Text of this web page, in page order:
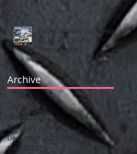
Perkhidmatan lori sewa
KL ke KT ( Kuala
Terengganu )
Archive
July 2026 (1) 1 post
July 2024 (2) 2 posts
February 2024
(12)12 posts
December 2023
2 posts
May 2023
(5)